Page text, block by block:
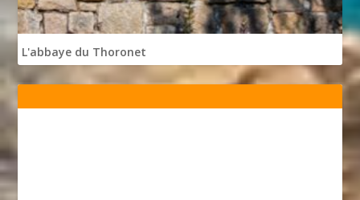
L'abbaye du Thoronet